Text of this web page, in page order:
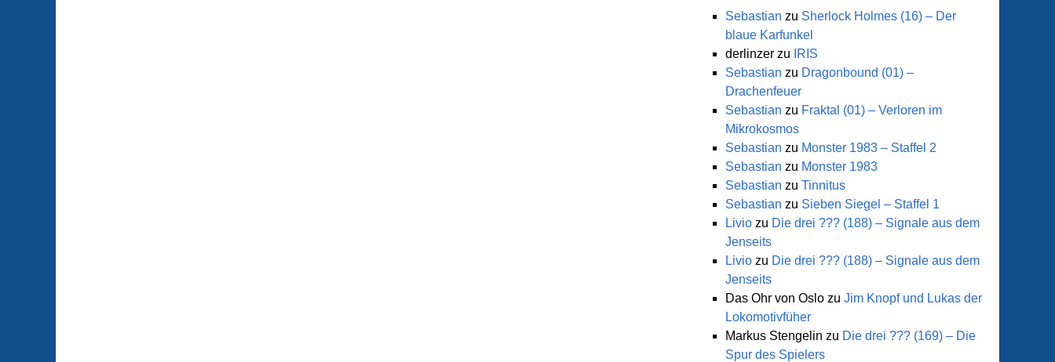
Sebastian zu Sherlock Holmes (16) – Der
blaue Karfunkel
derlinzer zu
IRIS
Sebastian zu Dragonbound (01) –
Drachenfeuer
Sebastian zu Fraktal (01) – Verloren im
Mikrokosmos
Sebastian zu Monster 1983 – Staffel 2
Sebastian zu Monster 1983
Sebastian zu Tinnitus
Sebastian zu Sieben Siegel – Staffel 1
Livio zu Die drei ??? (188) – Signale aus dem
Jenseits
Livio zu Die drei ??? (188) – Signale aus dem
Jenseits
Das Ohr von Oslo zu Jim Knopf und Lukas der
Lokomotivfüher
Markus Stengelin zu Die drei ??? (169) – Die
Spur des Spielers